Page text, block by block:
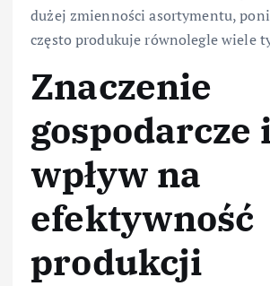
dużej zmienności asortymentu,
często produkuje równolegle wiele
Znaczenie
gospodarcze
wpływ na
efektywność
produkcji